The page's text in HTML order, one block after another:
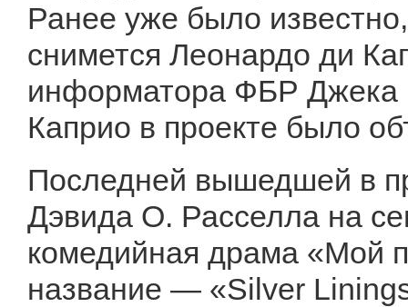
Ранее уже было
снимется Леонардо ди
информатора ФБР Джека
Каприо в проекте было
Последней вышедшей в
Дэвида О. Расселла на
комедийная драма «Мой
название — «Silver